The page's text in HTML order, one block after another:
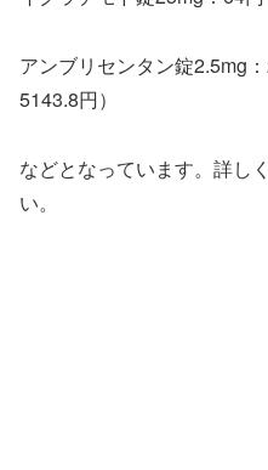
アンブリセンタン錠2.5mg
5143.8円）
などとなっています。詳し
い。